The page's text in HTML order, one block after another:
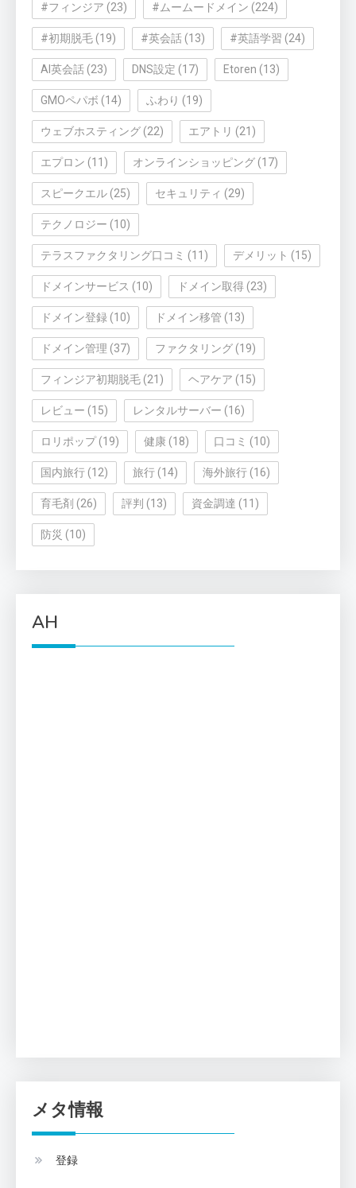
#フィンジア (23) #ムームードメイン (224)
#初期脱毛 (19) #英会話 (13) #英語学習 (24)
AI英会話 (23) DNS設定 (17) Etoren (13)
GMOペパボ (14) ふわり (19)
ウェブホスティング (22) エアトリ (21)
エプロン (11) オンラインショッピング (17)
スピークエル (25) セキュリティ (29)
テクノロジー (10)
テラスファクタリング口コミ (11) デメリット (15)
ドメインサービス (10) ドメイン取得 (23)
ドメイン登録 (10) ドメイン移管 (13)
ドメイン管理 (37) ファクタリング (19)
フィンジア初期脱毛 (21) ヘアケア (15)
レビュー (15) レンタルサーバー (16)
ロリポップ(19) 健康 (18) 口コミ (10)
国内旅行 (12) 旅行 (14) 海外旅行 (16)
育毛剤 (26) 評判 (13) 資金調達 (11)
防災 (10)
AH
メタ情報
登録